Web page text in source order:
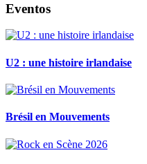
Eventos
U2 : une histoire irlandaise
Brésil en Mouvements